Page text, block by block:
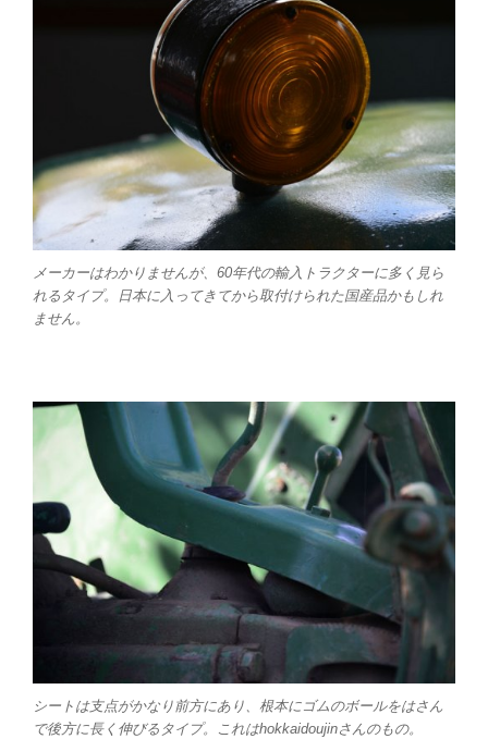
メーカーはわかりませんが、60年代の輸入トラクターに多く見ら
れるタイプ。日本に入ってきてから取付けられた国産品かもしれ
ません。
シートは支点がかなり前方にあり、根本にゴムのボールをはさん
で後方に長く伸びるタイプ。これはhokkaidoujinさんのもの。